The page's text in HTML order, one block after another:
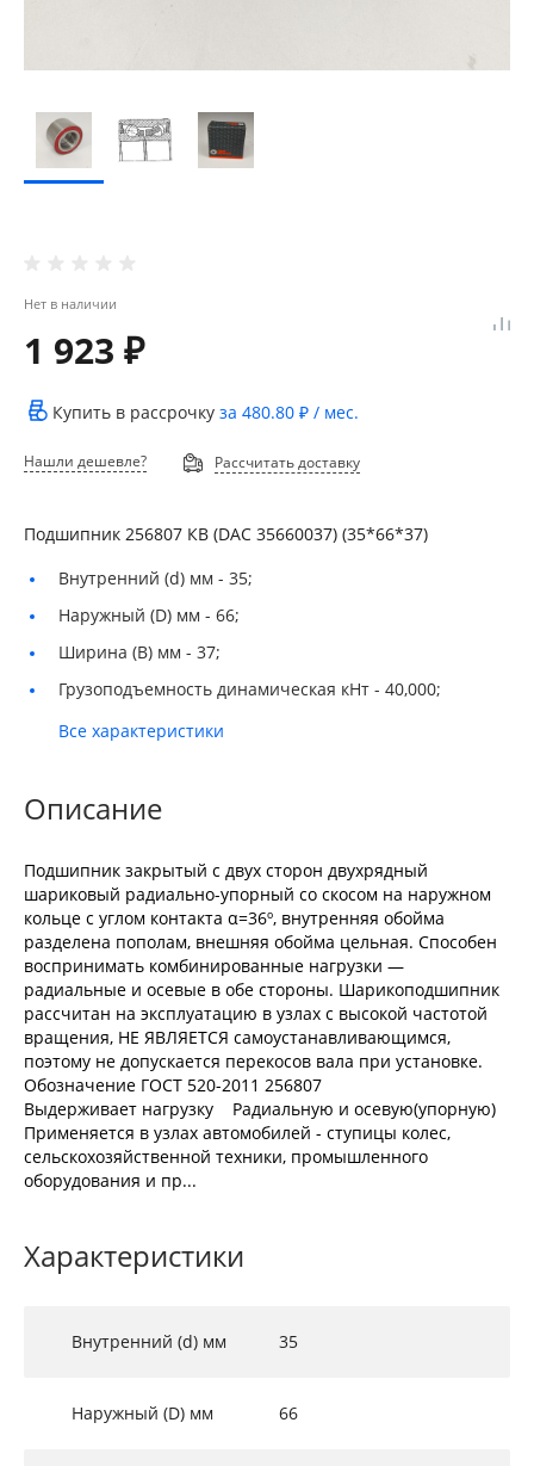
Нет в наличии
1 923 ₽
Купить в рассрочку за 480.80 ₽ / мес.
Нашли дешевле? Рассчитать доставку
Подшипник 256807 КВ (DAC 35660037) (35*66*37)
Внутренний (d) мм - 35;
Наружный (D) мм - 66;
Ширина (B) мм - 37;
Грузоподъемность динамическая кНт - 40,000;
Все характеристики
Описание
Подшипник закрытый с двух сторон двухрядный
шариковый радиально-упорный со скосом на наружном
кольце с углом контакта α=36º, внутренняя обойма
разделена пополам, внешняя обойма цельная. Способен
воспринимать комбинированные нагрузки —
радиальные и осевые в обе стороны. Шарикоподшипник
рассчитан на эксплуатацию в узлах с высокой частотой
вращения, НЕ ЯВЛЯЕТСЯ самоустанавливающимся,
поэтому не допускается перекосов вала при установке.
Обозначение ГОСТ 520-2011 256807
Выдерживает нагрузку Радиальную и осевую(упорную)
Применяется в узлах автомобилей - ступицы колес,
сельскохозяйственной техники, промышленного
оборудования и пр...
Характеристики
Внутренний (d) мм 35
Наружный (D) мм 66